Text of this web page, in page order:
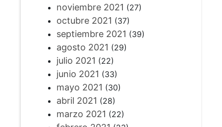
noviembre 2021 (27)
octubre 2021 (37)
septiembre 2021 (39)
agosto 2021 (29)
julio 2021 (22)
junio 2021 (33)
mayo 2021 (30)
abril 2021 (28)
marzo 2021 (22)